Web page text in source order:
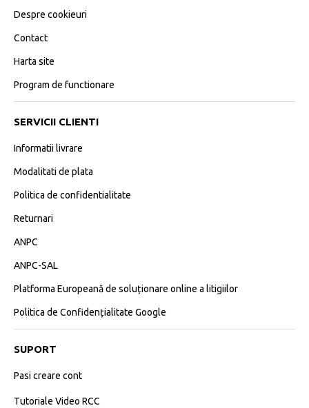
Despre cookieuri
Contact
Harta site
Program de functionare
SERVICII CLIENTI
Informatii livrare
Modalitati de plata
Politica de confidentialitate
Returnari
ANPC
ANPC-SAL
Platforma Europeană de soluționare online a litigiilor
Politica de Confidențialitate Google
SUPORT
Pasi creare cont
Tutoriale Video RCC